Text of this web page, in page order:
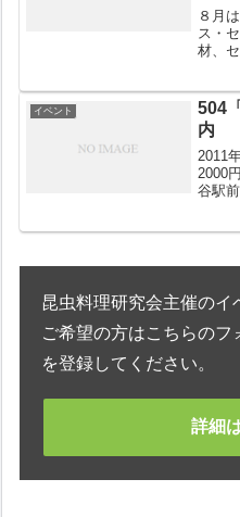
８月
ス・
材、
セミ
材料
イベント
504
内
2011
2000
谷駅
昆虫料理研究会主催のイ
ご希望の方はこちらのフ
を登録してください。
詳細